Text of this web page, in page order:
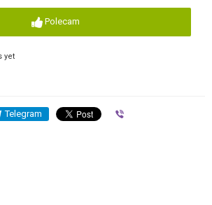
Polecam
yet
Telegram